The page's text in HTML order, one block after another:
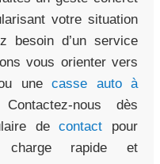
votre situation
besoin d’un service
vous orienter vers
unecasse auto à
nous dès
decontact pour
rapide et